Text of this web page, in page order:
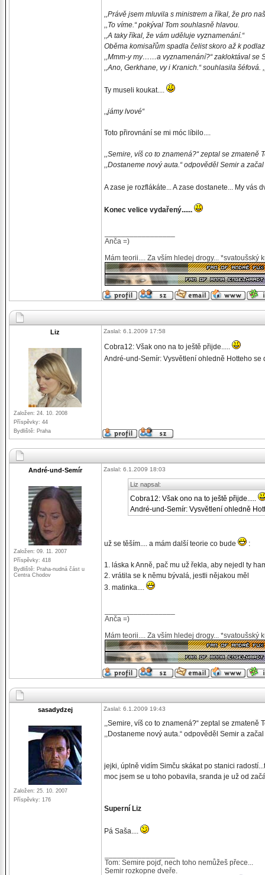
,,Právě jsem mluvila s ministrem a říkal, že pro
,,To víme.“ pokýval Tom souhlasně hlavou.
,,A taky říkal, že vám uděluje vyznamenání.“
Oběma komisařům spadla čelist skoro až k
,,Mmm-y my……a vyznamenání?“ zakloktával se
,,Ano, Gerkhane, vy i Kranich.“ souhlasila
Ty museli koukat....
,,jámy lvové“
Toto přirovnání se mi móc líbilo....
,,Semire, víš co to znamená?“ zeptal se zmateně
,,Dostaneme nový auta.“ odpověděl Semir a
A zase je rozflákáte... A zase dostanete... My vás
Konec velice vydařený......
Anča =)
Mám teorii.... Za vším hledej drogy... *svatoušský
Liz
Založen: 24. 10. 2008
Příspěvky: 44
Bydliště: Praha
Zaslal: 6.1.2009 17:58
Cobra12: Však ono na to ještě přijde.....
André-und-Semír: Vysvětlení ohledně Hotteho
André-und-Semír
Založen: 09. 11. 2007
Příspěvky: 418
Bydliště: Praha-nudná část u
Centra Chodov
Zaslal: 6.1.2009 18:03
Liz napsal:
Cobra12: Však ono na to ještě přijde.....
André-und-Semír: Vysvětlení ohledně
už se těším.... a mám další teorie co bude :
1. láska k Anně, pač mu už řekla, aby nejedl ty
2. vrátila se k němu bývalá, jestli nějakou měl
3. matinka....
Anča =)
Mám teorii.... Za vším hledej drogy... *svatoušský
sasadydzej
Založen: 25. 10. 2007
Příspěvky: 176
Zaslal: 6.1.2009 19:43
,,Semire, víš co to znamená?“ zeptal se zmateně
,,Dostaneme nový auta.“ odpověděl Semir a
jejki, úplně vidím Simču skákat po stanici
moc jsem se u toho pobavila, sranda je už od
Superní Liz
Pá Saša....
Tom: Semire pojď, nech toho nemůžeš přece...
Semir rozkopne dveře.